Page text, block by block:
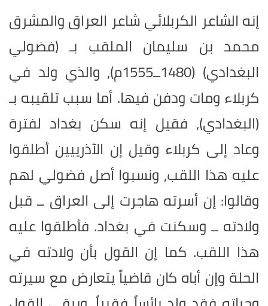
إنه الشاعر الكربلائي شاعر العراق والمشرق
محمد بن سليمان الملقب بـ (فضولي
البغدادي) (1480ــ1555م), والذي ولد في
كربلاء ومات ودفن فيها. أما سبب تلقيبه بـ
(البغدادي), فقيل إنه سكن بغداد لفترة
وعاد إلى كربلاء وقيل إن الآذرييين أطلقوا
عليه هذا اللقب, ونسبوا أصل فضولي لهم
وقالوا: إن أسرته هاجرت إلى العراق ــ قبل
ولادته ــ وسكنت في بغداد. فأطلقوا عليه
هذا اللقب. كما إن القول بأن ولادته في
الحلة وإن أباه كان قاضياً يتعارض مع سيرته